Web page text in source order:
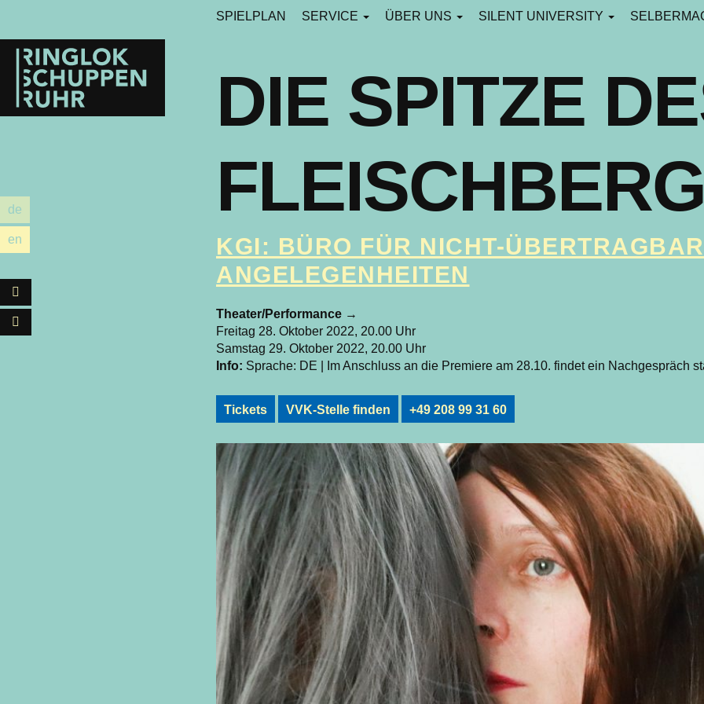
Ringlokschuppen
Ruhr
de
en
SPIELPLAN SERVICE ÜBER UNS SILENT UNIVERSITY
DIE SPITZE
KGI: BÜRO FÜR NICHT-
ANGELEGENHEITEN
Theater/Performance →
Freitag 28. Oktober 2022, 20.00 Uhr
Samstag 29. Oktober 2022, 20.00 Uhr
Info: Sprache: DE | Im Anschluss an die Premiere am 28.10. findet ein Nachgespräch
Tickets VVK-Stelle finden +49 208 99 31 60